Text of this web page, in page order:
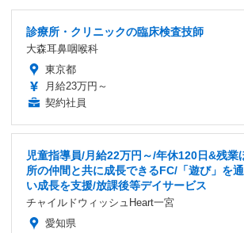
診療所・クリニックの臨床検査技師
大森耳鼻咽喉科
東京都
月給23万円～
契約社員
児童指導員/月給22万円～/年休120日&残業
所の仲間と共に成長できるFC/「遊び」を
い成長を支援/放課後等デイサービス
チャイルドウィッシュHeart一宮
愛知県